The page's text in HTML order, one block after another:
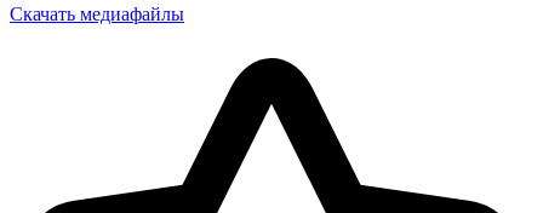
Скачать медиафайлы